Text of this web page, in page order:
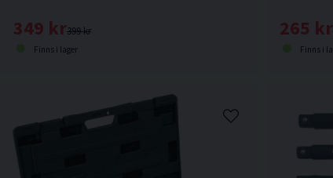
399 kr
349 kr
Finns i lager
265 kr
Finns i